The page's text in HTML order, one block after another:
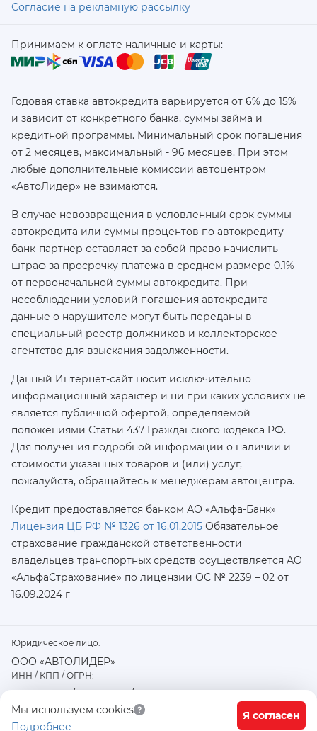
Мы используем cookies
Подробнее
Я согласен
Согласие на рекламную рассылку
Принимаем к оплате наличные и карты:
Годовая ставка автокредита варьируется от 6% до 15%
и зависит от конкретного банка, суммы займа и
кредитной программы. Минимальный срок погашения
от 2 месяцев, максимальный - 96 месяцев. При этом
любые дополнительные комиссии автоцентром
«АвтоЛидер» не взимаются.
В случае невозвращения в условленный срок суммы
автокредита или суммы процентов по автокредиту
банк-партнер оставляет за собой право начислить
штраф за просрочку платежа в среднем размере 0.1%
от первоначальной суммы автокредита. При
несоблюдении условий погашения автокредита
данные о нарушителе могут быть переданы в
специальный реестр должников и коллекторское
агентство для взыскания задолженности.
Данный Интернет-сайт носит исключительно
информационный характер и ни при каких условиях не
является публичной офертой, определяемой
положениями Статьи 437 Гражданского кодекса РФ.
Для получения подробной информации о наличии и
стоимости указанных товаров и (или) услуг,
пожалуйста, обращайтесь к менеджерам автоцентра.
Кредит предоставляется банком АО «Альфа-Банк»
Лицензия ЦБ РФ № 1326 от 16.01.2015 Обязательное
страхование гражданской ответственности
владельцев транспортных средств осуществляется AO
«АльфаСтрахование» по лицензии ОС № 2239 – 02 от
16.09.2024 г
Юридическое лицо:
ООО «АВТОЛИДЕР»
ИНН / КПП / ОГРН:
7726402915 / 772601001 / 1177746487918
Физический / юридический адрес:
117556, город Москва, Варшавское ш., д. 91 стр. 11